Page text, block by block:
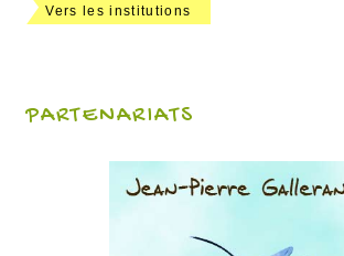
Vers les institutions
PARTENARIATS